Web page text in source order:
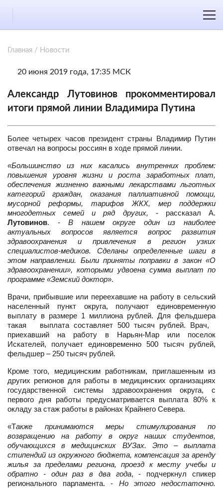
Главная / Новости
20 июня 2019 года, 17:35 МСК
Александр Лутовинов прокомментировал
итоги прямой линии Владимира Путина
Более четырех часов президент страны Владимир Путин
отвечал на вопросы россиян в ходе прямой линии.
«Большинство из них касались внутренних проблем:
повышения уровня жизни и роста заработных плат,
обеспечения жизненно важными лекарствами льготных
категорий граждан, оказания паллиативной помощи,
мусорной реформы, тарифов ЖКХ, мер поддержки
многодетных семей и ряд других, - рассказал А.
Лутовинов. -В нашем округе один из наиболее
актуальных вопросов является вопрос развития
здравоохранения и привлечения в регион узких
специалистов-медиков. Сделаны определенные шаги в
этом направлении. Были приняты поправки в закон «О
здравоохранении», которыми удвоена сумма выплат по
программе «Земский доктор».
Врачи, прибывшие или переехавшие на работу в сельский
населенный пункт округа, получают единовременную
выплату в размере 1 миллиона рублей. Для фельдшера
такая выплата составляет 500 тысяч рублей. Врач,
приехавший на работу в Нарьян-Мар или поселок
Искателей, получает единовременно 500 тысяч рублей,
фельдшер – 250 тысяч рублей.
Кроме того, медицинским работникам, приглашенным из
других регионов для работы в медицинских организациях
государственной системы здравоохранения округа, с
первого дня работы предусматривается выплата 80% к
окладу за стаж работы в районах Крайнего Севера.
«Также принимаются меры стимулирования по
возвращению на работу в округ наших студентов,
обучающихся в медицинских ВУЗах. Это – выплата
стипендий из окружного бюджета, компенсация за аренду
жилья за пределами региона, проезд к месту учебы и
обратно - один раз в два года, - подчеркнул спикер
регионального парламента. - Но этого недостаточно.